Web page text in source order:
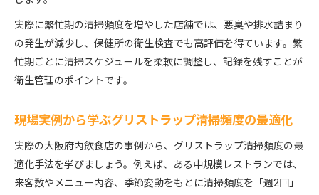
実際に繁忙期の清掃頻度を増やした店舗では、悪臭や排水詰まり
の発生が減少し、保健所の衛生検査でも高評価を得ています。繁
忙期ごとに清掃スケジュールを柔軟に調整し、記録を残すことが
衛生管理のポイントです。
現場実例から学ぶグリストラップ清掃頻度の最適化
実際の大阪府内飲食店の事例から、グリストラップ清掃頻度の最
適化手法を学びましょう。例えば、ある中規模レストランでは、
来客数やメニュー内容、季節変動をもとに清掃頻度を「週2回」